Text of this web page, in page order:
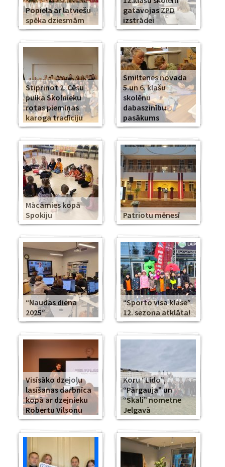
Popiela ar latviešu
spēka dziesmām
gatavojas ZPD
izstrādei
Stiprinot 2. Cēsu
pulka Skolnieku
rotas piemiņas
karoga tradīciju
Smiltenes novada
5.un 6. klašu
skolēnu
dabaszinību
pasākums
Mācāmies kopā
Spokiju
Patriotu mēnesī
“Naudas diena
2025”
“Sporto visa klase”
12. sezona atklāta!
Visīsāko dzejoļu
lasīšanas darbnīca
kopā ar dzejnieku
Robertu Vilsonu
Koru “Lido”,
“Pārgauja” un
“Skali” nometne
Jelgavā